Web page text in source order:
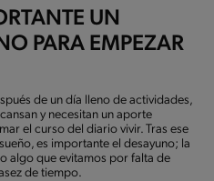
UN
PARA EMPEZAR
de un día lleno de actividades,
y necesitan un aporte
el curso del diario vivir. Tras ese
es importante el desayuno; la
algo que evitamos por falta de
de tiempo.